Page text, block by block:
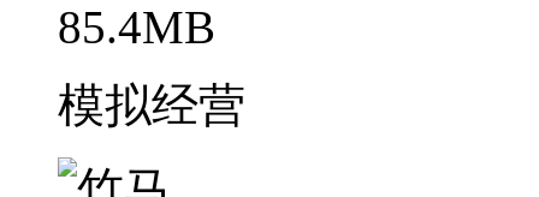
85.4MB
模拟经营